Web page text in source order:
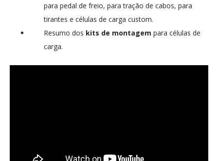
para pedal de freio, para tração de cabos, para
tirantes e células de carga custom.
Resumo dos kits de montagem para células de
carga.